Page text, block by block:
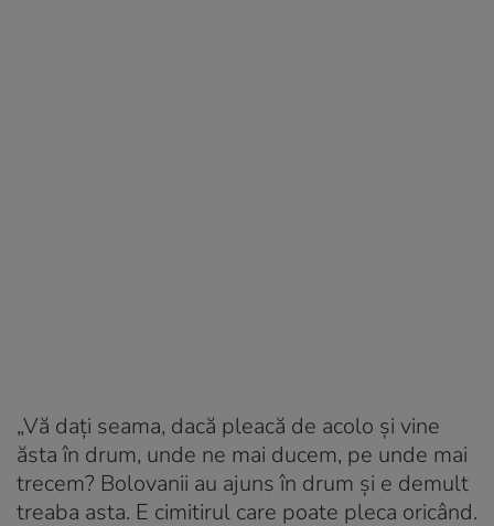
„Vă daţi seama, dacă pleacă de acolo şi vine
ăsta în drum, unde ne mai ducem, pe unde mai
trecem? Bolovanii au ajuns în drum şi e demult
treaba asta. E cimitirul care poate pleca oricând.